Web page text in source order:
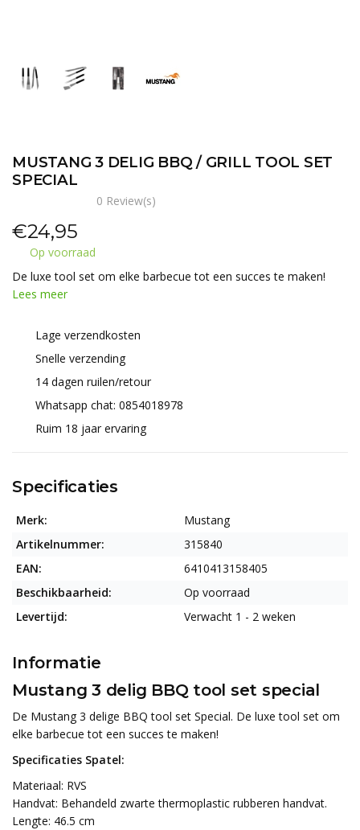
MUSTANG 3 DELIG BBQ / GRILL TOOL SET
SPECIAL
0 Review(s)
€24,95
Op voorraad
De luxe tool set om elke barbecue tot een succes te maken!
Lees meer
Lage verzendkosten
Snelle verzending
14 dagen ruilen/retour
Whatsapp chat: 0854018978
Ruim 18 jaar ervaring
Specificaties
Merk:
Mustang
Artikelnummer:
315840
EAN:
6410413158405
Beschikbaarheid:
Op voorraad
Levertijd:
Verwacht 1 - 2 weken
Informatie
Mustang 3 delig BBQ tool set special
De Mustang 3 delige BBQ tool set Special. De luxe tool set om
elke barbecue tot een succes te maken!
Specificaties Spatel:
Materiaal: RVS
Handvat: Behandeld zwarte thermoplastic rubberen handvat.
Lengte: 46.5 cm